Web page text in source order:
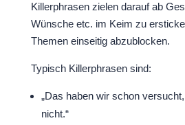
Killerphrasen zielen darauf ab
Wünsche etc. im Keim zu
Themen einseitig abzublocken.
Typisch Killerphrasen sind:
„Das haben wir schon
nicht.“